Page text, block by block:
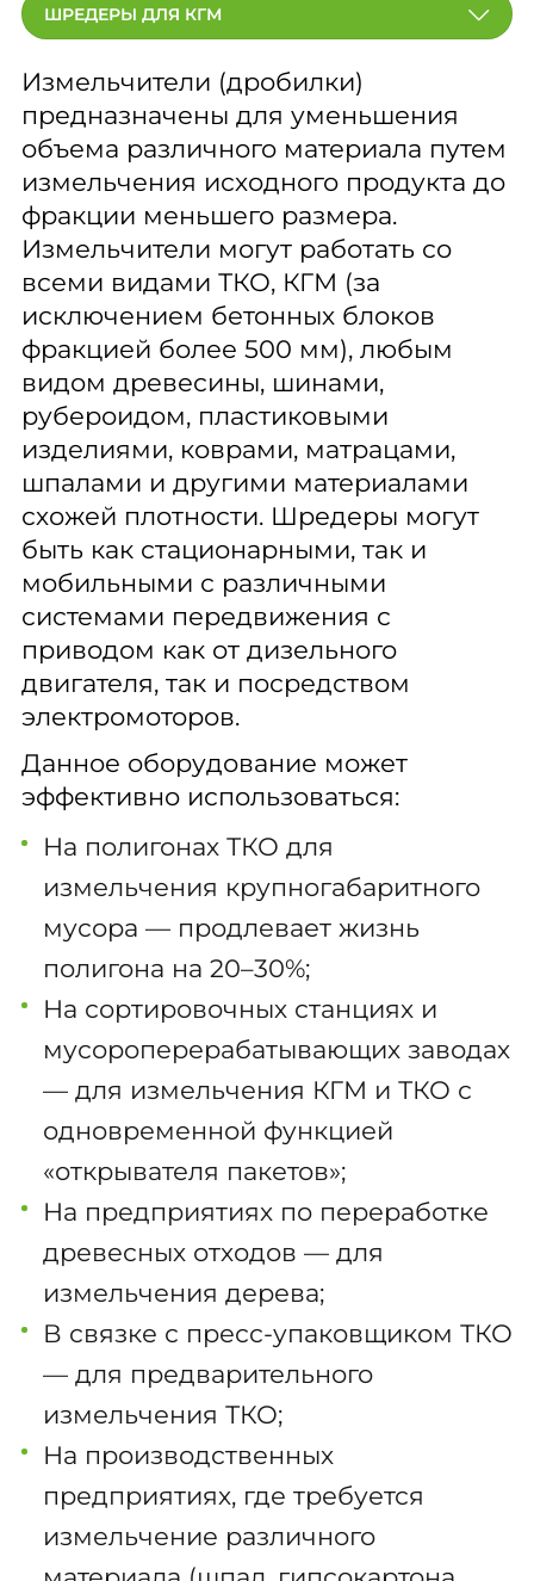
ШРЕДЕРЫ ДЛЯ КГМ
Измельчители (дробилки)
предназначены для уменьшения
объема различного материала путем
измельчения исходного продукта до
фракции меньшего размера.
Измельчители могут работать со
всеми видами ТКО, КГМ (за
исключением бетонных блоков
фракцией более 500 мм), любым
видом древесины, шинами,
рубероидом, пластиковыми
изделиями, коврами, матрацами,
шпалами и другими материалами
схожей плотности. Шредеры могут
быть как стационарными, так и
мобильными с различными
системами передвижения с
приводом как от дизельного
двигателя, так и посредством
электромоторов.
Данное оборудование может
эффективно использоваться:
На полигонах ТКО для
измельчения крупногабаритного
мусора — продлевает жизнь
полигона на 20–30%;
На сортировочных станциях и
мусороперерабатывающих заводах
— для измельчения КГМ и ТКО с
одновременной функцией
«открывателя пакетов»;
На предприятиях по переработке
древесных отходов — для
измельчения дерева;
В связке с пресс-упаковщиком ТКО
— для предварительного
измельчения ТКО;
На производственных
предприятиях, где требуется
измельчение различного